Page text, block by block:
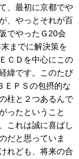
、最初に京都でや
、やっとそれが百
でやったＧ20会
までに解決策を
ＣＤを中心にこの
緯です。このたび
ＥＰＳの包摂的な
柱と２つあるんで
ったということ
これは誠に喜ばし
だと思っていま
れども、将来の合